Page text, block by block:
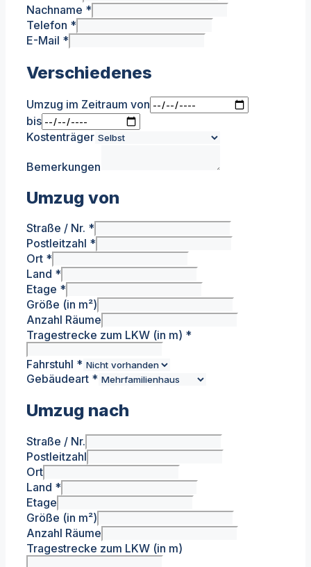
Nachname *
Telefon *
E-Mail *
Verschiedenes
Umzug im Zeitraum von
bis
Kostenträger
Bemerkungen
Umzug von
Straße / Nr. *
Postleitzahl *
Ort *
Land *
Etage *
Größe (in m²)
Anzahl Räume
Tragestrecke zum LKW (in m) *
Fahrstuhl *
Gebäudeart *
Umzug nach
Straße / Nr.
Postleitzahl
Ort
Land *
Etage
Größe (in m²)
Anzahl Räume
Tragestrecke zum LKW (in m)